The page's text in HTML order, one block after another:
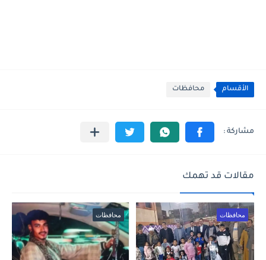
الأقسام محافظات
مقالات قد تهمك
محافظات محافظات